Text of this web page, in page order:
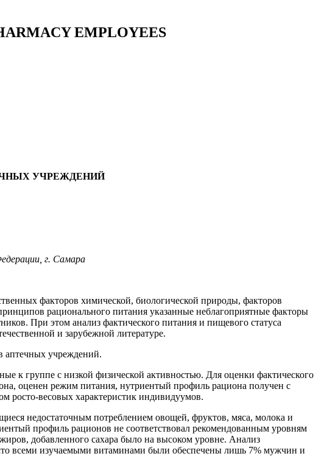
EMPLOYEES
УЧРЕЖДЕНИЙ
г. Самара
факторов химической, биологической природы, факторов
рационального питания указанные неблагоприятные факторы
При этом анализ фактического питания и пищевого статуса
и зарубежной литературе.
аптечных учреждений.
к группе с низкой физической активностью. Для оценки фактического
оценен режим питания, нутриентый профиль рациона получен с
росто-весовых характеристик индивидуумов.
недостаточным потреблением овощей, фруктов, мяса, молока и
профиль рационов не соответствовал рекомендованным уровням
добавленного сахара было на высоком уровне. Анализ
всеми изучаемыми витаминами были обеспечены лишь 7% мужчин и